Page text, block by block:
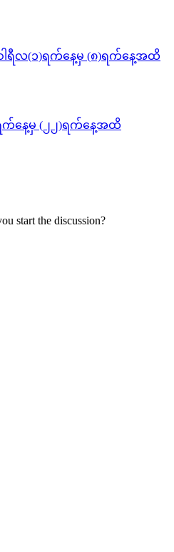
ဝါရီလ(၁)ရက်နေ့မှ (၈)ရက်နေ့အထိ
ရက်နေ့မှ (၂၂)ရက်နေ့အထိ
start the discussion?